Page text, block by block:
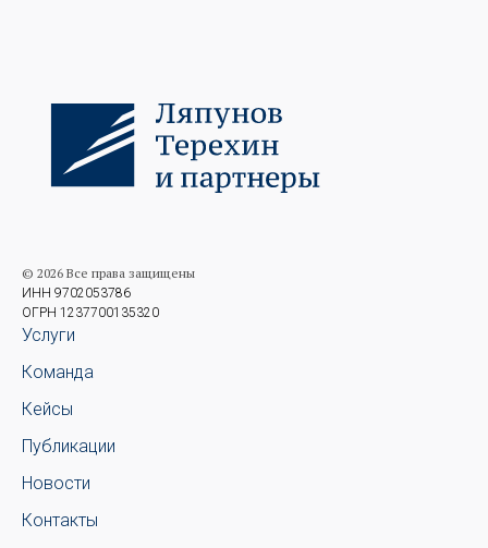
© 2026 Все права защищены
ИНН 9702053786
ОГРН 1237700135320
Услуги
Команда
Кейсы
Публикации
Новости
Контакты